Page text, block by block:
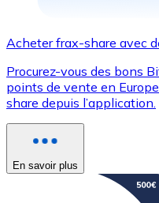
Acheter frax-share avec
Procurez-vous des bons
points de vente en
share depuis l’application.
En savoir plus